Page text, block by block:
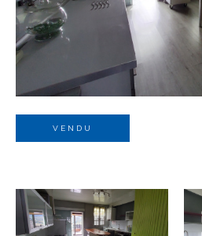
VENDU
Surface
Surface
Pièces
Référence
AFFINER LES